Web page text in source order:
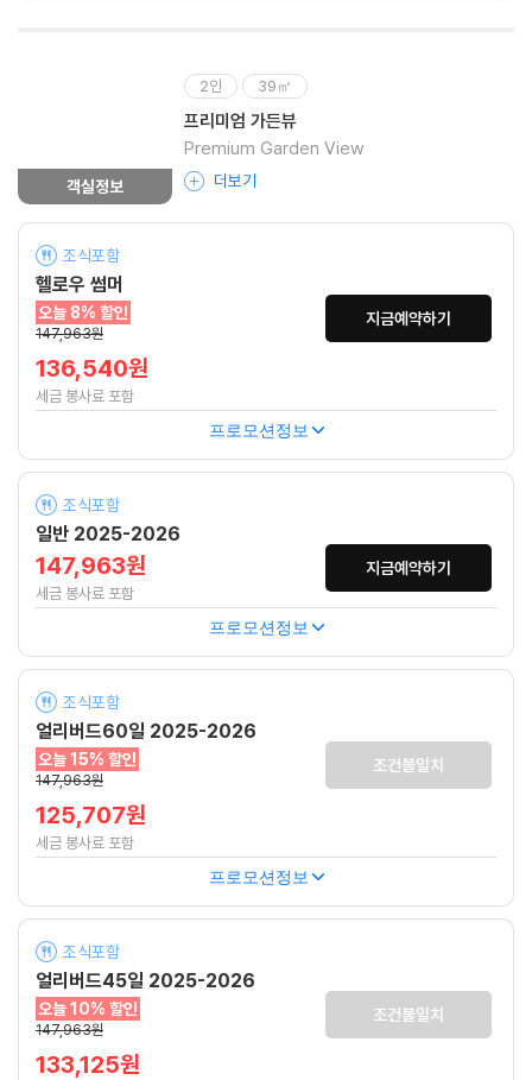
객실정보
2인 39㎡
프리미엄 가든뷰
Premium Garden View
더보기
헬로우 썸머
조식포함
오늘 8% 할인
147,963원
136,540원
세금 봉사료 포함
지금예약하기
프로모션정보
일반 2025-2026
조식포함
147,963원
세금 봉사료 포함
지금예약하기
프로모션정보
얼리버드60일 2025-2026
조식포함
오늘 15% 할인
147,963원
125,707원
세금 봉사료 포함
조건불일치
프로모션정보
얼리버드45일 2025-2026
조식포함
오늘 10% 할인
147,963원
133,125원
조건불일치